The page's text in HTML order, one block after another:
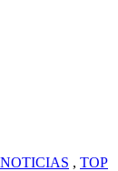
NOTICIAS , TOP